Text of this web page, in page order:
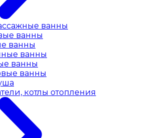
ванны
ванны
ванны
ванны
ванны
ванны
котлы отопления